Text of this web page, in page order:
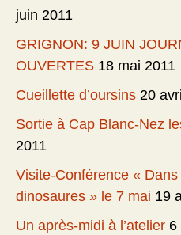
juin 2011
GRIGNON: 9 JUIN
OUVERTES 18 mai 2011
Cueillette d’oursins 20
Sortie à Cap Blanc-Nez
2011
Visite-Conférence « Dans
dinosaures » le 7 mai 19
Un après-midi à l’atelier 6